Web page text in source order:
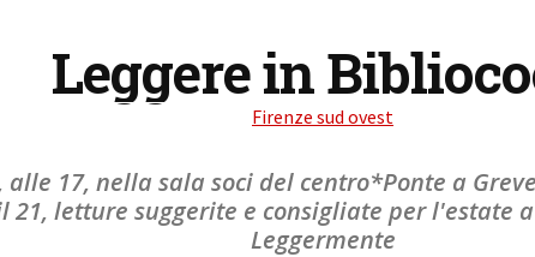
Leggere in
Firenze sud ovest
17, nella sala soci del centro*Ponte a
21, letture suggerite e consigliate per l'estate
Leggermente